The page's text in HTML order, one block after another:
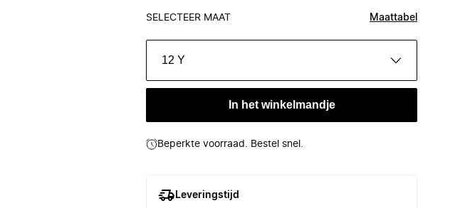
SELECTEER MAAT Maattabel
12 Y
In het winkelmandje
Beperkte voorraad. Bestel snel.
Leveringstijd